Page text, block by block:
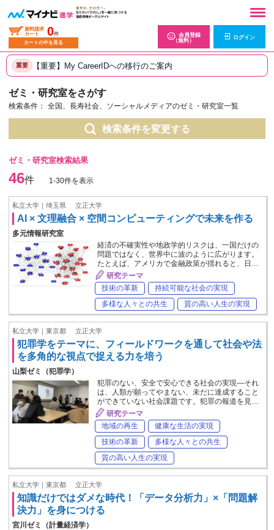
資料請求
カート
0件
カートの中を見る
会員登録
（無料）
ログイン
重要 【重要】My CareerIDへの移行のご案内
ゼミ・研究室をさがす
検索条件： 全国、長寿社会、ソーシャルメディアのゼミ・研究室一覧
検索条件を変更する
ゼミ・研究室検索結果
46件 1-30件を表示
私立大学｜埼玉県 立正大学
AI × 文理融合 × 空間コンピューティングで未来を作る
多元情報研究室
経済の不確実性や地政学的リスクは、一国だけの
問題ではなく、世界中に波のように広がります。
たとえば、アメリカで金融政策が揺れると、日…
研究テーマ
技術の革新
持続可能な社会の実現
多様な人々との共生
質の高い人生の実現
私立大学｜東京都 立正大学
犯罪学をテーマに、フィールドワークを通して社会や法
を多角的な視点で捉える力を培う
山梨ゼミ（犯罪学）
犯罪のない、安全で安心できる社会の実現―それ
は、人類が願ってやまない、未だに達成すること
ができていない社会課題です。犯罪の報道を見…
研究テーマ
地域の再生
健康な生活の実現
技術の革新
多様な人々との共生
質の高い人生の実現
私立大学｜東京都 立正大学
知識だけではダメな時代！「データ分析力」×「問題解
決力」を身につける
宮川ゼミ（計量経済学）